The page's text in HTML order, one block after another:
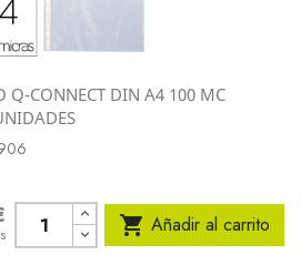
Q-CONNECT DIN A4 100 MC
 Añadir al carrito